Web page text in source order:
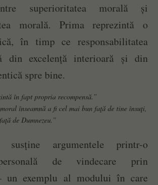
superioritatea morală și
morală. Prima reprezintă o
în timp ce responsabilitatea
din excelență interioară și din
spre bine.
în fapt propria recompensă.”
înseamnă a fi cel mai bun faţă de tine însuţi,
de Dumnezeu.”
argumentele printr-o
de vindecare prin
un exemplu al modului în care